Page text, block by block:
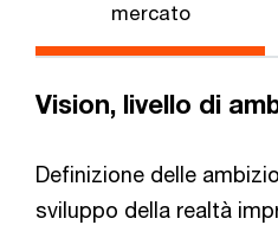
mercato
Vision, livello di
Definizione delle
sviluppo della realtà